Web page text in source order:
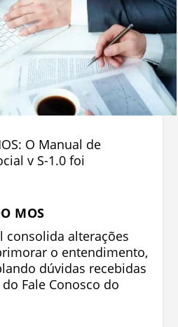
O Manual de
v S-1.0 foi
MOS
consolida alterações
o entendimento,
dúvidas recebidas
Fale Conosco do